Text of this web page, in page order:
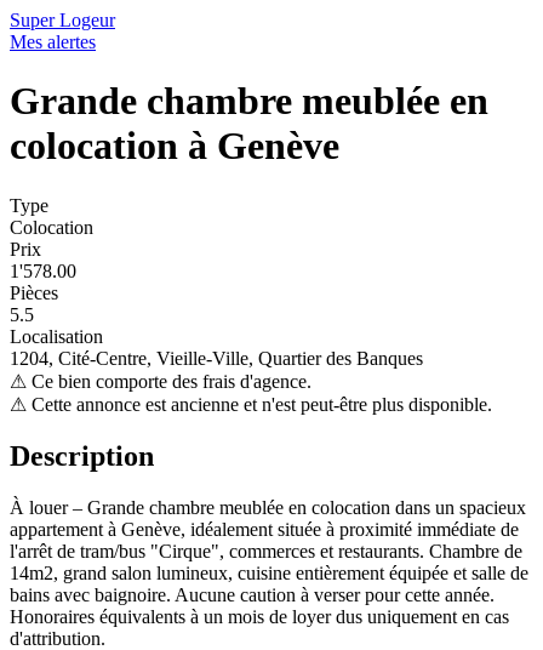
Super Logeur
Mes alertes
Grande chambre meublée en
colocation à Genève
Type
Colocation
Prix
1'578.00
Pièces
5.5
Localisation
1204, Cité-Centre, Vieille-Ville, Quartier des Banques
⚠ Ce bien comporte des frais d'agence.
⚠ Cette annonce est ancienne et n'est peut-être plus disponible.
Description
À louer – Grande chambre meublée en colocation dans un spacieux
appartement à Genève, idéalement située à proximité immédiate de
l'arrêt de tram/bus "Cirque", commerces et restaurants. Chambre de
14m2, grand salon lumineux, cuisine entièrement équipée et salle de
bains avec baignoire. Aucune caution à verser pour cette année.
Honoraires équivalents à un mois de loyer dus uniquement en cas
d'attribution.